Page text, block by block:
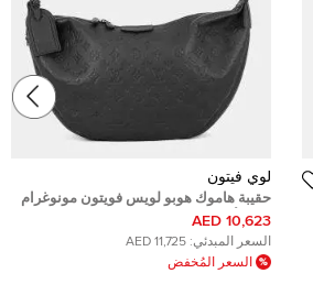
لوي فيتون
حقيبة هاموك هوبو لويس فويتون مونوغرام
شادو أسود
10,623 AED
السعر المبدئي: 11,725 AED
السعر المُخفض